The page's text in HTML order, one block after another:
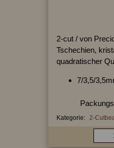
2-cut / von
Tschechien,
quadratischer
7/3,5/
Kategorie: 2-